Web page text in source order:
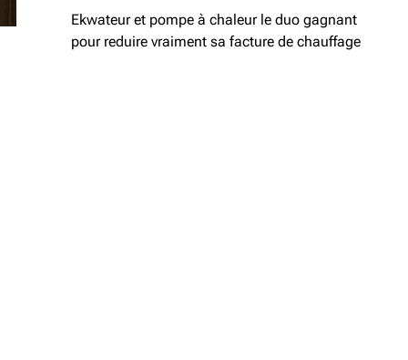
Ekwateur et pompe à chaleur le duo gagnant
pour reduire vraiment sa facture de chauffage